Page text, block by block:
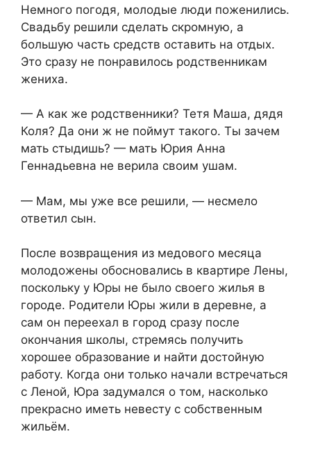
Немного погодя, молодые люди поженились.
Свадьбу решили сделать скромную, а
большую часть средств оставить на отдых.
Это сразу не понравилось родственникам
жениха.
— А как же родственники? Тетя Маша, дядя
Коля? Да они ж не поймут такого. Ты зачем
мать стыдишь? — мать Юрия Анна
Геннадьевна не верила своим ушам.
— Мам, мы уже все решили, — несмело
ответил сын.
После возвращения из медового месяца
молодожены обосновались в квартире Лены,
поскольку у Юры не было своего жилья в
городе. Родители Юры жили в деревне, а
сам он переехал в город сразу после
окончания школы, стремясь получить
хорошее образование и найти достойную
работу. Когда они только начали встречаться
с Леной, Юра задумался о том, насколько
прекрасно иметь невесту с собственным
жильём.